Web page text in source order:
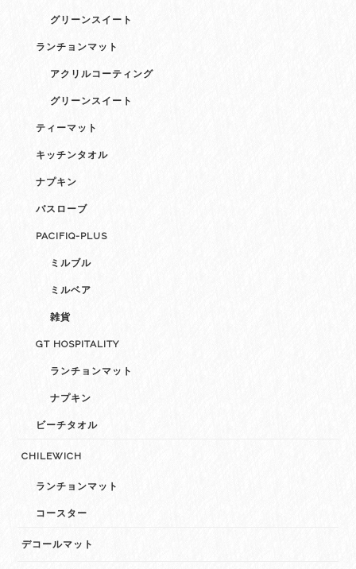
グリーンスイート
ランチョンマット
アクリルコーティング
グリーンスイート
ティーマット
キッチンタオル
ナプキン
バスローブ
PACIFIQ-PLUS
ミルブル
ミルベア
雑貨
GT HOSPITALITY
ランチョンマット
ナプキン
ビーチタオル
CHILEWICH
ランチョンマット
コースター
デコールマット